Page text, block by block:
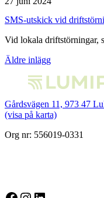
SMS-utskick vid
Vid lokala driftstörningar,
Inläggsnavigering
Äldre inlägg
Gårdsvägen 11, 973 47
(visa på karta)
Org nr: 556019-0331